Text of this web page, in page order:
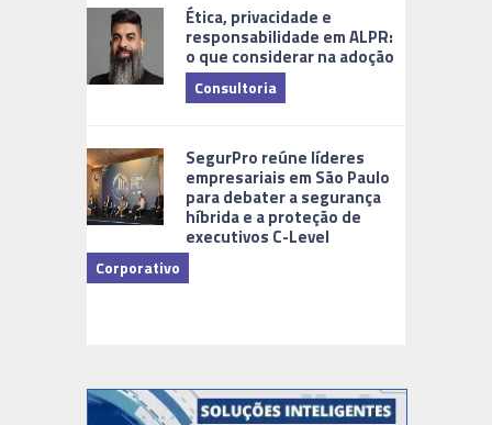
Ética, privacidade e
responsabilidade em ALPR:
o que considerar na adoção
Consultoria
SegurPro reúne líderes
empresariais em São Paulo
para debater a segurança
híbrida e a proteção de
executivos C-Level
Corporativo